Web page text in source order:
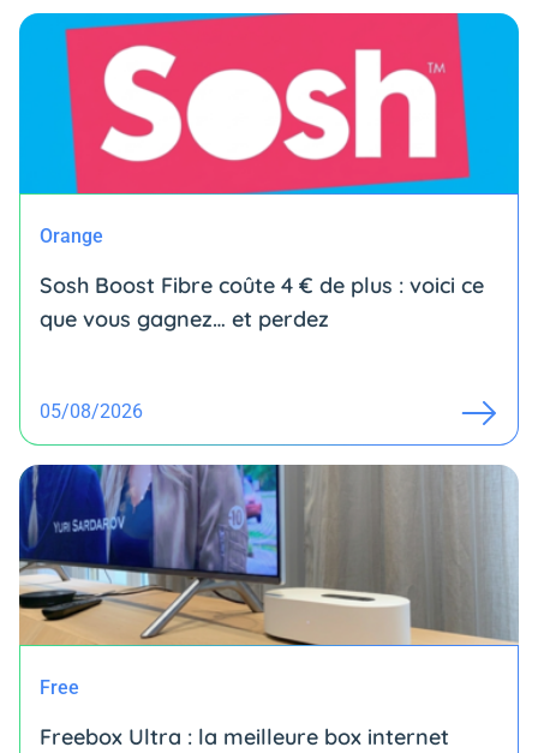
Orange
Sosh Boost Fibre coûte 4 € de plus : voici ce
que vous gagnez… et perdez
05/08/2026
Free
Freebox Ultra : la meilleure box internet